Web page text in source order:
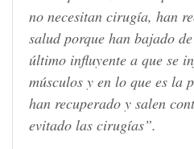
no necesitan cirugía, han
salud porque han bajado
último influyente a que se
músculos y en lo que es la
han recuperado y salen
evitado las cirugías”.